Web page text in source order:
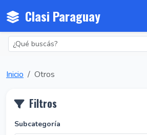
Clasi Paraguay
Inicio Otros
Filtros
Subcategoría